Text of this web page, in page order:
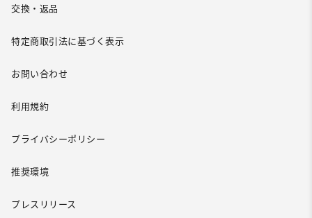
交換・返品
特定商取引法に基づく表示
お問い合わせ
利用規約
プライバシーポリシー
推奨環境
プレスリリース